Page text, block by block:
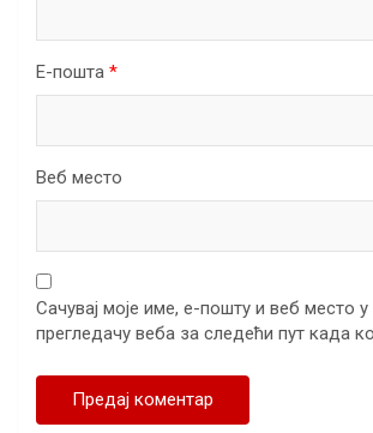
Е-пошта *
Веб место
Сачувај моје име, е-пошту и веб место
прегледачу веба за следећи пут када